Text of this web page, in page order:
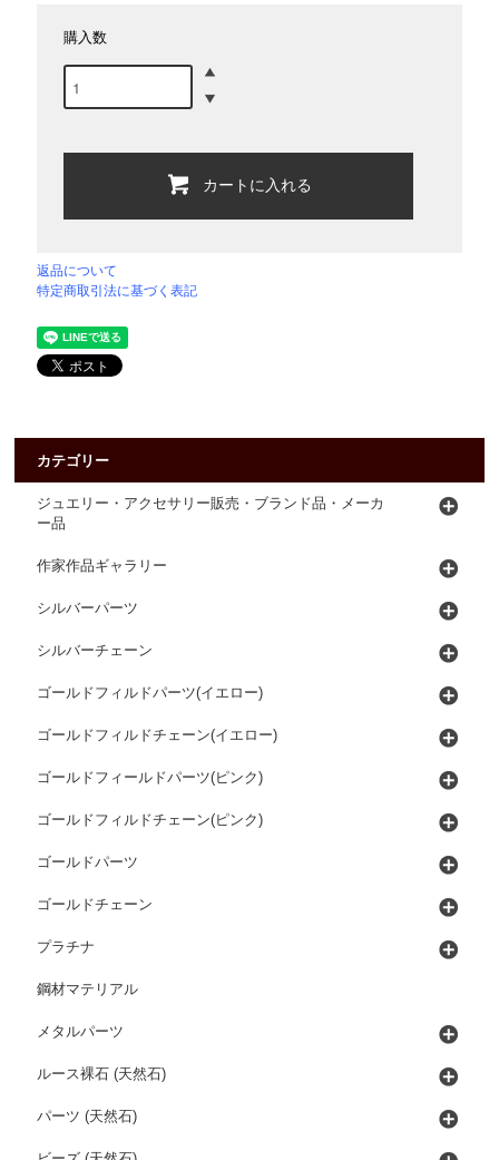
購入数
カートに入れる
返品について
特定商取引法に基づく表記
カテゴリー
ジュエリー・アクセサリー販売・ブランド品・メーカ
ー品
作家作品ギャラリー
シルバーパーツ
シルバーチェーン
ゴールドフィルドパーツ(イエロー)
ゴールドフィルドチェーン(イエロー)
ゴールドフィールドパーツ(ピンク)
ゴールドフィルドチェーン(ピンク)
ゴールドパーツ
ゴールドチェーン
プラチナ
鋼材マテリアル
メタルパーツ
ルース裸石 (天然石)
パーツ (天然石)